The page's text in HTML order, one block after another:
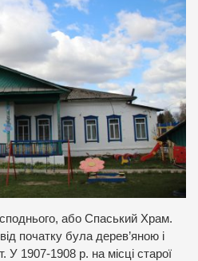
або Спаський Храм.
початку була дерев’яною і
У 1907-1908 р. на місці старої